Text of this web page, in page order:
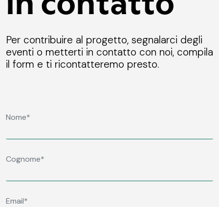
Per contribuire al progetto, segnalarci degli
eventi o metterti in contatto con noi, compila
il form e ti ricontatteremo presto.